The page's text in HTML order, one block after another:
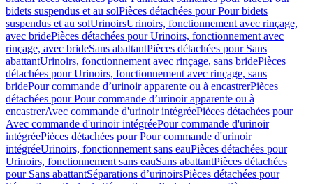
bidets suspendus et au solPièces détachées pour Pour bidets
suspendus et au solUrinoirsUrinoirs, fonctionnement avec rinçage,
avec bridePièces détachées pour Urinoirs, fonctionnement avec
rinçage, avec brideSans abattantPièces détachées pour Sans
abattantUrinoirs, fonctionnement avec rinçage, sans bridePièces
détachées pour Urinoirs, fonctionnement avec rinçage, sans
bridePour commande d’urinoir apparente ou à encastrerPièces
détachées pour Pour commande d’urinoir apparente ou à
encastrerAvec commande d'urinoir intégréePièces détachées pour
Avec commande d'urinoir intégréePour commande d'urinoir
intégréePièces détachées pour Pour commande d'urinoir
intégréeUrinoirs, fonctionnement sans eauPièces détachées pour
Urinoirs, fonctionnement sans eauSans abattantPièces détachées
pour Sans abattantSéparations d’urinoirsPièces détachées pour